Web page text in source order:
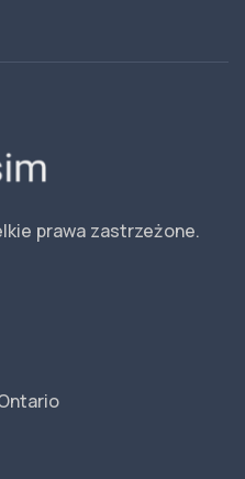
prawa zastrzeżone.